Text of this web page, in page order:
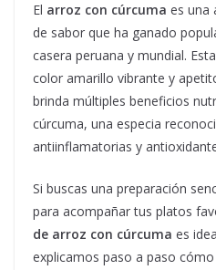
El arroz con cúrcuma es una
de sabor que ha ganado
casera peruana y mundial.
color amarillo vibrante y
brinda múltiples beneficios
cúrcuma, una especia
antiinflamatorias y
Si buscas una preparación
para acompañar tus platos
de arroz con cúrcuma es
explicamos paso a paso